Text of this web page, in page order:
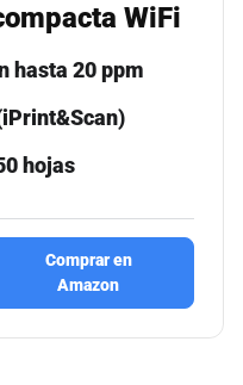
WiFi
hasta 20 ppm
hojas
Comprar en
Amazon